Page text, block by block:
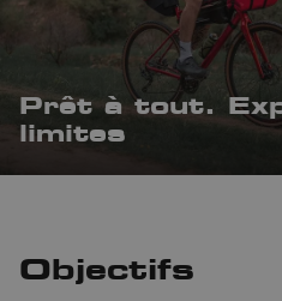
Prêt à tout.
limites
Objectifs